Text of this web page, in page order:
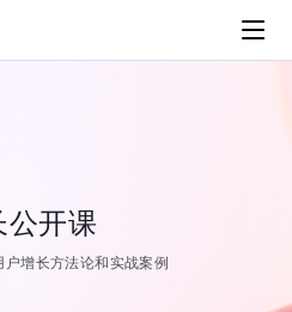
公开课
增长方法论和实战案例